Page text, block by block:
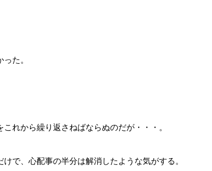
た。
れから繰り返さねばならぬのだが・・・。
で、心配事の半分は解消したような気がする。